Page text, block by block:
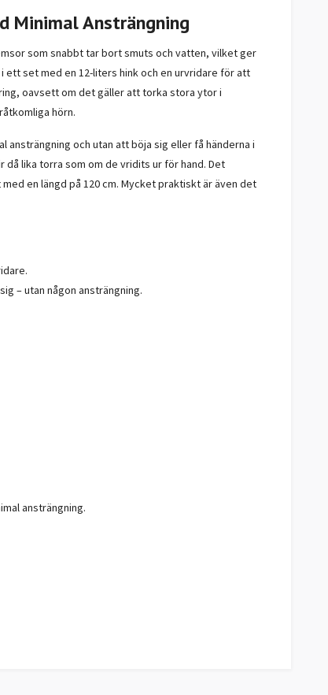
Minimal Ansträngning
som snabbt tar bort smuts och vatten, vilket ger
ett set med en 12-liters hink och en urvridare för att
oavsett om det gäller att torka stora ytor i
hörn.
ansträngning och utan att böja sig eller få händerna i
lika torra som om de vridits ur för hand. Det
en längd på 120 cm. Mycket praktiskt är även det
– utan någon ansträngning.
ansträngning.